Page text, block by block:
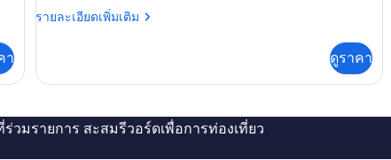
า
รายละเอียดเพิ่มเติม
ราย
เกี่ยว
พัก
ดูราคา
วมรายการ สะสมรีวอร์ดเพื่อการท่องเที่ยว